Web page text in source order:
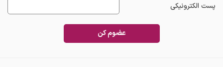
پست الکترونیکی
عضوم کن